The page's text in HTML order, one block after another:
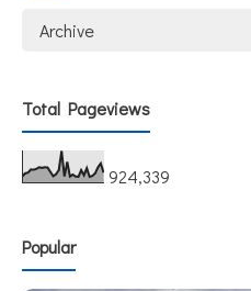
Total Pageviews
924,339
Popular